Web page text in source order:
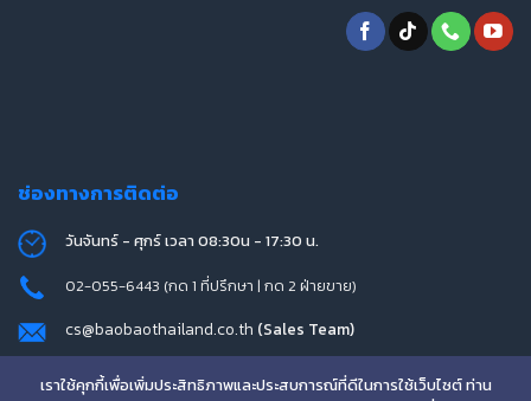
ช่องทางการติดต่อ
วันจันทร์ - ศุกร์ เวลา 08:30น - 17:30 น.
02-055-6443 (กด 1 ที่ปรึกษา | กด 2 ฝ่ายขาย)
cs@baobaothailand.co.th (Sales Team)
Line ID : @w-techthailand
เราใช้คุกกี้เพื่อเพิ่มประสิทธิภาพและประสบการณ์ที่ดีในการใช้เว็บไซต์ ท่าน